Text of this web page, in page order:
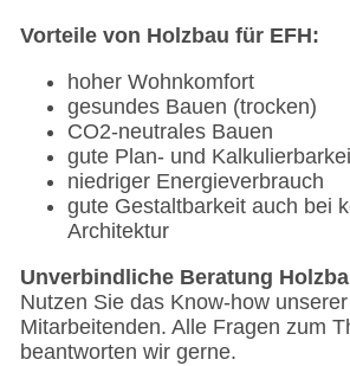
Vorteile von Holzbau für EFH:
hoher Wohnkomfort
gesundes Bauen (trocken)
CO2-neutrales Bauen
gute Plan- und
niedriger Energieverbrauch
gute Gestaltbarkeit auch bei
Architektur
Unverbindliche Beratung
Nutzen Sie das Know-how unserer
Mitarbeitenden. Alle Fragen zum
beantworten wir gerne.